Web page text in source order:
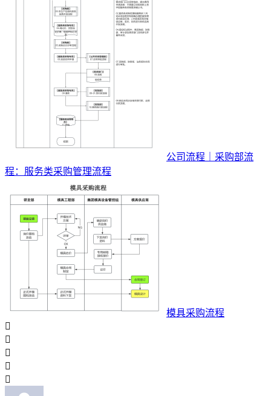
公司流程｜采购部流
程：服务类采购管理流程
模具采购流程




